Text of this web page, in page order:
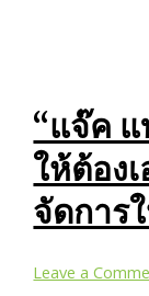
“แจ๊ค
ให้ต้อง
จัดการ
Leave a